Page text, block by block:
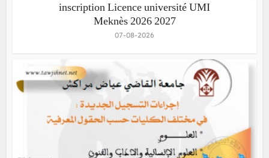
inscription Licence université UMI
Meknès 2026 2027
07-08-2026